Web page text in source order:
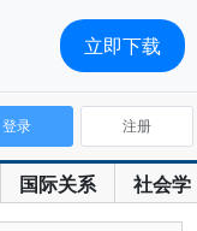
国际关系 社会学
登录 注册
立即下载